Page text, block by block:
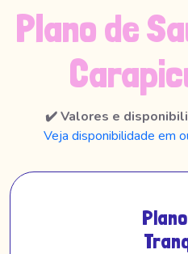
Plano de
✔️ Valores e
Veja disponibilidade em